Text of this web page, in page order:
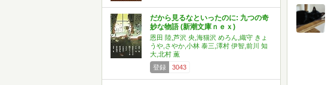
だから見るなといったのに: 九つの奇
妙な物語 (新潮文庫ｎｅｘ)
恩田 陸,芦沢 央,海猫沢 めろん,織守 きょ
うや,さやか,小林 泰三,澤村 伊智,前川 知
大,北村 薫
登録
3043